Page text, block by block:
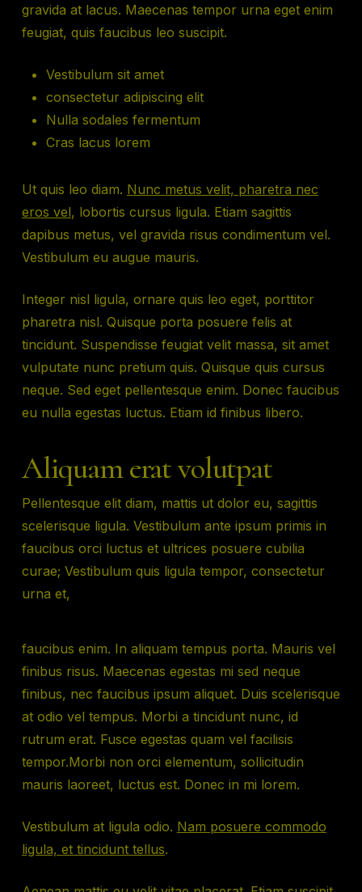
gravida at lacus. Maecenas tempor urna eget enim
feugiat, quis faucibus leo suscipit.
Vestibulum sit amet
consectetur adipiscing elit
Nulla sodales fermentum
Cras lacus lorem
Ut quis leo diam. Nunc metus velit, pharetra nec
eros vel, lobortis cursus ligula. Etiam sagittis
dapibus metus, vel gravida risus condimentum vel.
Vestibulum eu augue mauris.
Integer nisl ligula, ornare quis leo eget, porttitor
pharetra nisl. Quisque porta posuere felis at
tincidunt. Suspendisse feugiat velit massa, sit amet
vulputate nunc pretium quis. Quisque quis cursus
neque. Sed eget pellentesque enim. Donec faucibus
eu nulla egestas luctus. Etiam id finibus libero.
Aliquam erat volutpat
Pellentesque elit diam, mattis ut dolor eu, sagittis
scelerisque ligula. Vestibulum ante ipsum primis in
faucibus orci luctus et ultrices posuere cubilia
curae; Vestibulum quis ligula tempor, consectetur
urna et,
faucibus enim. In aliquam tempus porta. Mauris vel
finibus risus. Maecenas egestas mi sed neque
finibus, nec faucibus ipsum aliquet. Duis scelerisque
at odio vel tempus. Morbi a tincidunt nunc, id
rutrum erat. Fusce egestas quam vel facilisis
tempor.Morbi non orci elementum, sollicitudin
mauris laoreet, luctus est. Donec in mi lorem.
Vestibulum at ligula odio. Nam posuere commodo
ligula, et tincidunt tellus.